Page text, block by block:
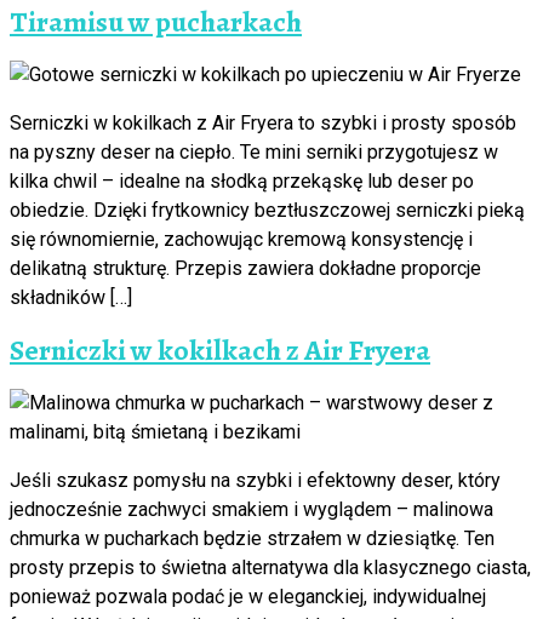
Tiramisu w pucharkach
Serniczki w kokilkach z Air Fryera to szybki i prosty sposób
na pyszny deser na ciepło. Te mini serniki przygotujesz w
kilka chwil – idealne na słodką przekąskę lub deser po
obiedzie. Dzięki frytkownicy beztłuszczowej serniczki pieką
się równomiernie, zachowując kremową konsystencję i
delikatną strukturę. Przepis zawiera dokładne proporcje
składników […]
Serniczki w kokilkach z Air Fryera
Jeśli szukasz pomysłu na szybki i efektowny deser, który
jednocześnie zachwyci smakiem i wyglądem – malinowa
chmurka w pucharkach będzie strzałem w dziesiątkę. Ten
prosty przepis to świetna alternatywa dla klasycznego ciasta,
ponieważ pozwala podać je w eleganckiej, indywidualnej